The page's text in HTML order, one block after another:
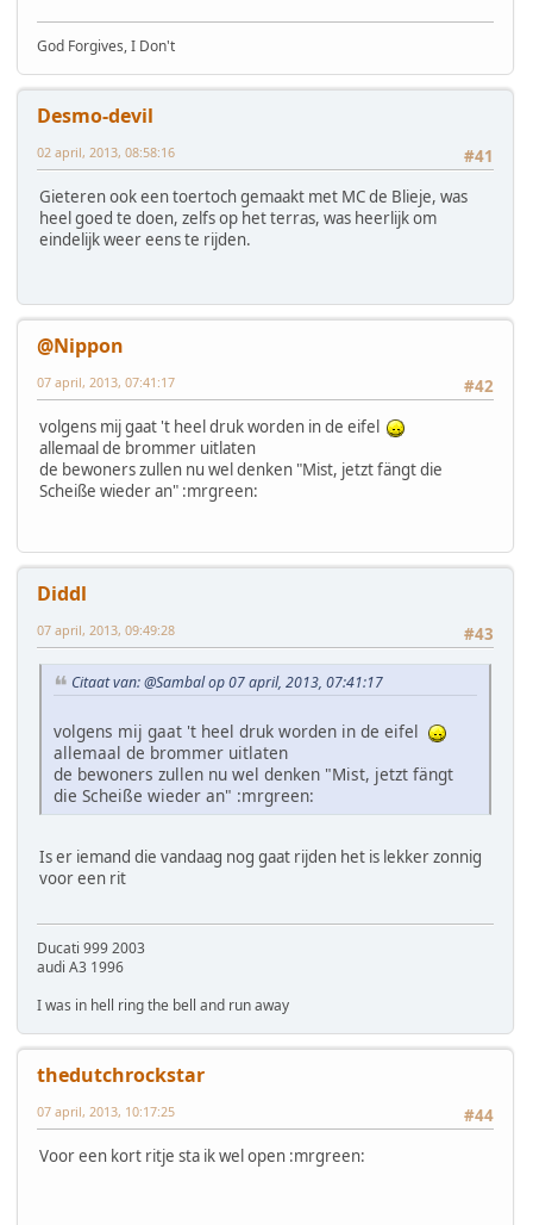
God Forgives, I Don't
Desmo-devil
#41
02 april, 2013, 08:58:16
Gieteren ook een toertoch gemaakt met MC de Blieje, was
heel goed te doen, zelfs op het terras, was heerlijk om
eindelijk weer eens te rijden.
@Nippon
#42
07 april, 2013, 07:41:17
volgens mij gaat 't heel druk worden in de eifel
allemaal de brommer uitlaten
de bewoners zullen nu wel denken "Mist, jetzt fängt die
Scheiße wieder an" :mrgreen:
Diddl
#43
07 april, 2013, 09:49:28
Citaat van: @Sambal op 07 april, 2013, 07:41:17
volgens mij gaat 't heel druk worden in de eifel
allemaal de brommer uitlaten
de bewoners zullen nu wel denken "Mist, jetzt fängt
die Scheiße wieder an" :mrgreen:
Is er iemand die vandaag nog gaat rijden het is lekker zonnig
voor een rit
Ducati 999 2003
audi A3 1996
I was in hell ring the bell and run away
thedutchrockstar
#44
07 april, 2013, 10:17:25
Voor een kort ritje sta ik wel open :mrgreen: